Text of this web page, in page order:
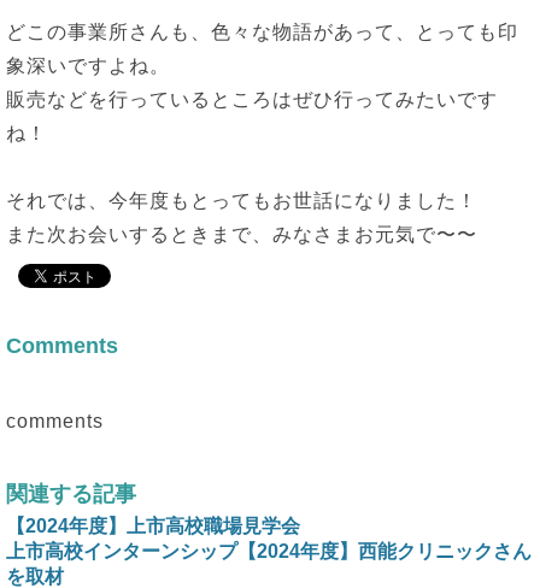
どこの事業所さんも、色々な物語があって、とっても印
象深いですよね。
販売などを行っているところはぜひ行ってみたいです
ね！
それでは、今年度もとってもお世話になりました！
また次お会いするときまで、みなさまお元気で〜〜
Comments
comments
関連する記事
【2024年度】上市高校職場見学会
上市高校インターンシップ【2024年度】西能クリニックさん
を取材